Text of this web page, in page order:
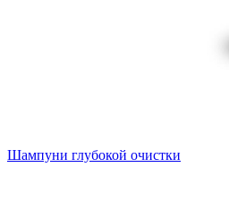
Шампуни глубокой очистки